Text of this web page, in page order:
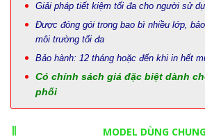
Giải pháp tiết kiệm tối đa cho người sử
Được đóng gói trong bao bì nhiều lớp,
môi trường tối đa
Bảo hành: 12 tháng hoặc đến khi in hết
Có chính sách giá đặc biệt dành
phối
MODEL DÙNG